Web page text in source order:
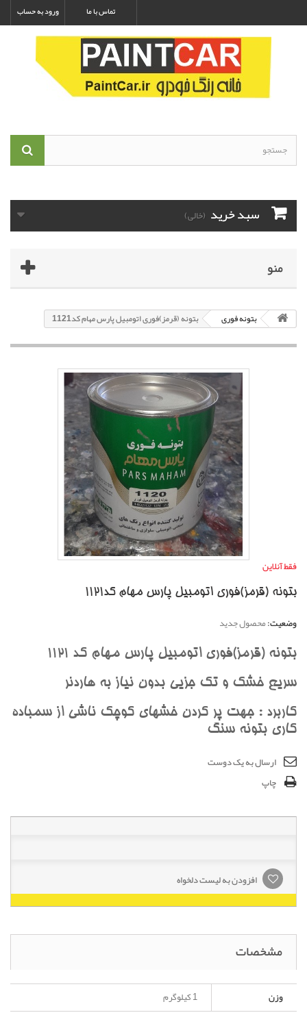
ورود به حساب تماس با ما
سبد خرید (خالی)
منو
بتونه فوری بتونه (قرمز)فوری اتومبیل پارس مهام کد1121
فقط آنلاین
بتونه (قرمز)فوری اتومبیل پارس مهام کد1121
وضعیت:محصول جدید
بتونه (قرمز)فوری اتومبیل پارس مهام کد 1121
سریع خشک و تک جزیی بدون نیاز به هاردنر
کاربرد : جهت پر کردن خشهای کوچک ناشی از سمباده
کاری بتونه سنگ
ارسال به یک دوست
چاپ
افزودن به لیست دلخواه
مشخصات
وزن 1 کیلوگرم